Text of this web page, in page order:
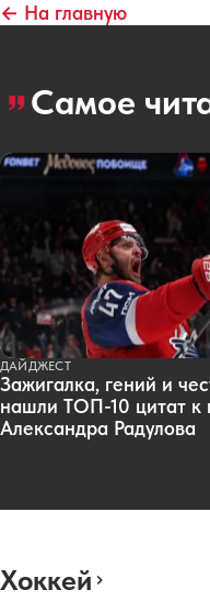
← На главную
Самое
ДАЙДЖЕСТ
Зажигалка, гений и
нашли ТОП-10 цитат
Александра Радулова
Хоккей